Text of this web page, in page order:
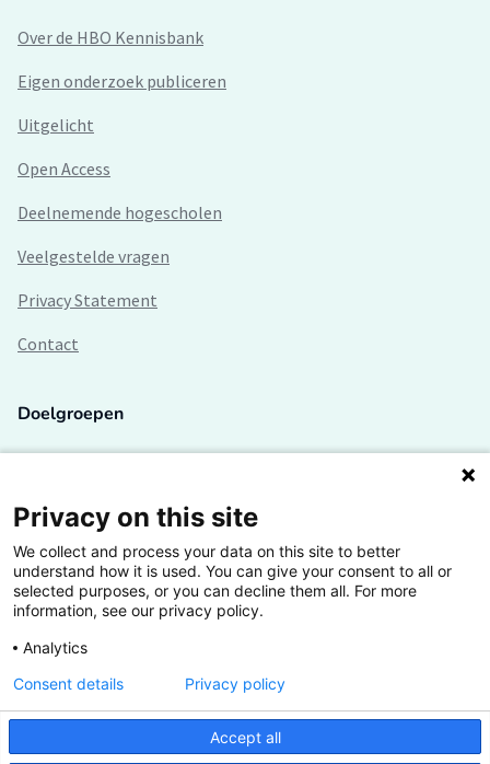
Over de HBO Kennisbank
Eigen onderzoek publiceren
Uitgelicht
Open Access
Deelnemende hogescholen
Veelgestelde vragen
Privacy Statement
Contact
Doelgroepen
Lectoren en onderzoekers
Bedrijven
Hogescholen
De grootste kennisbank van het HBO
Privacy on this site
We collect and process your data on this site to better
understand how it is used. You can give your consent to all or
selected purposes, or you can decline them all. For more
information, see our privacy policy.
Analytics
Accept all
Consent details Privacy policy